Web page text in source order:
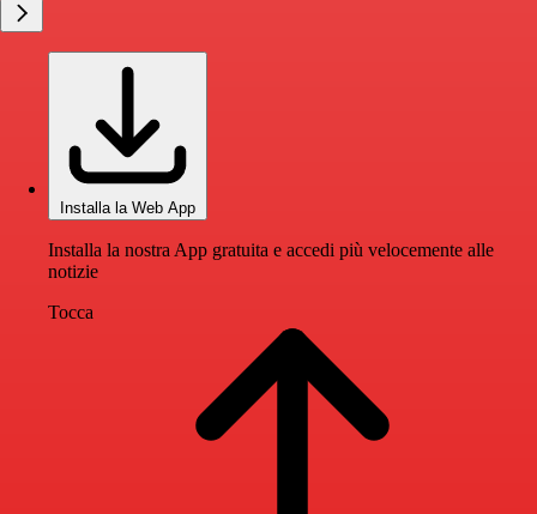
Installa la Web App
Installa la nostra App gratuita e accedi più velocemente alle
notizie
Tocca